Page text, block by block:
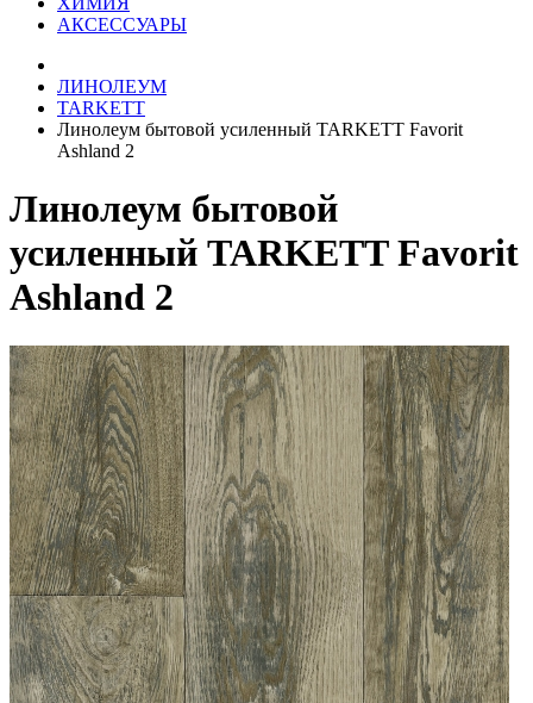
АКСЕССУАРЫ
ЛИНОЛЕУМ
TARKETT
Линолеум бытовой усиленный TARKETT Favorit
Ashland 2
Линолеум бытовой
усиленный TARKETT Favorit
Ashland 2